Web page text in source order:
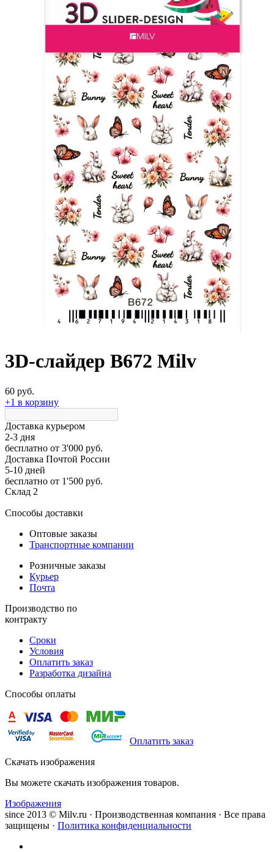
3D-слайдер B672 Milv
60 руб.
+1 в корзину
Доставка курьером
2-3 дня
бесплатно от 3'000 руб.
Доставка Почтой России
5-10 дней
бесплатно от 1'500 руб.
Склад 2
Способы доставки
Оптовые заказы
Транспортные компании
Розничные заказы
Курьер
Почта
Производство по
контракту
Сроки
Условия
Оплатить заказ
Разработка дизайна
Способы оплаты
Оплатить заказ
Скачать изображения
Вы можете скачать изображения товаров.
Изображения
since 2013 © Milv.ru · Производственная компания · Все права
защищены · Политика конфиденциальности